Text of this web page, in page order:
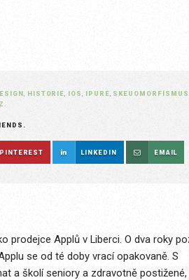
HISTORIE IOS IPURE SKEUOMORFISMUS
PINTEREST LINKEDIN EMAIL
prodejce Applů v Liberci. O dva roky
se od té doby vrací opakovaně. S
a školí seniory a zdravotně postižené,